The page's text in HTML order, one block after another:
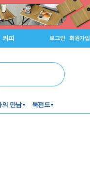
커피 로그인 회원가입
의 만남 북펀드